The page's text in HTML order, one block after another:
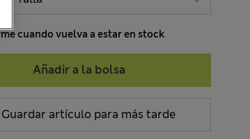
cuando vuelva a estar en stock
Añadir a la bolsa
Guardar artículo para más tarde